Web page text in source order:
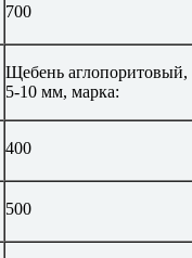
700
Щебень аглопоритовый,
5-10 мм, марка:
400
500